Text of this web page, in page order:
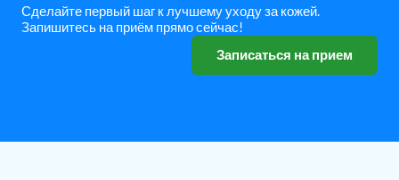
Сделайте первый шаг к лучшему уходу за кожей.
Запишитесь на приём прямо сейчас!
Записаться на прием